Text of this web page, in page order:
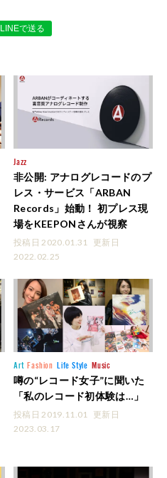
LINEで送る
Jazz
非公開: アナログレコードのプ
レス・サービス「ARBAN
Records」始動！ 初プレス現
場をKEEPONさんが視察
投稿日 2020.01.31 更新日
2022.02.25
Art Fashion Life Style Music
噂の“レコード女子”に聞いた
「私のレコード初体験は…」
投稿日 2019.11.01 更新日
2023.03.17